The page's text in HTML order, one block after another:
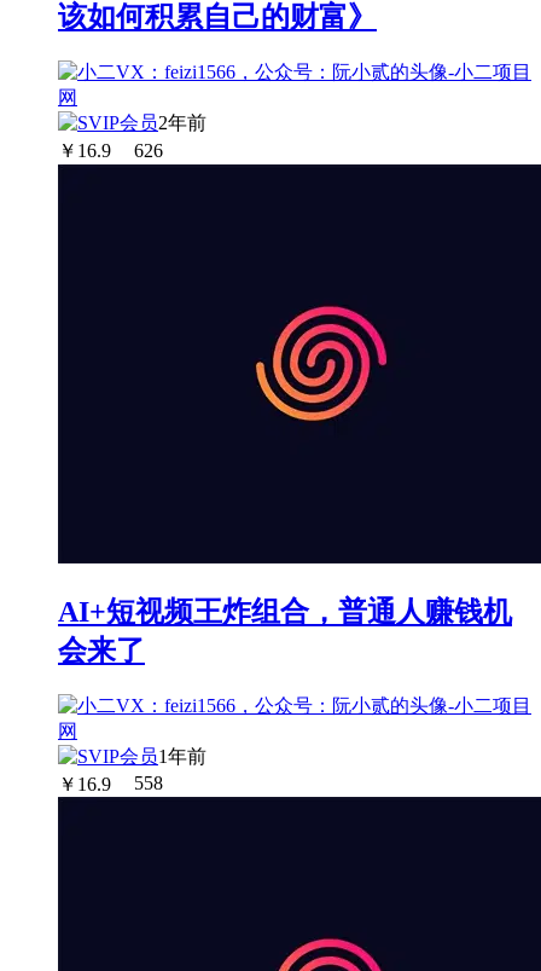
该如何积累自己的财富》
2年前
￥ 16.9 626
AI+短视频王炸组合，普通人赚钱机
会来了
1年前
￥ 16.9 558